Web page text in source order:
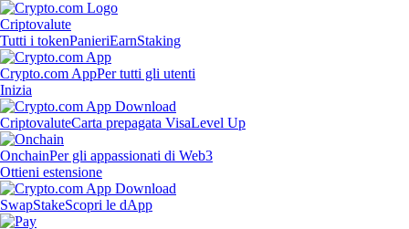
Criptovalute
Tutti i tokenPanieriEarnStaking
Crypto.com AppPer tutti gli utenti
Inizia
CriptovaluteCarta prepagata VisaLevel Up
OnchainPer gli appassionati di Web3
Ottieni estensione
SwapStakeScopri le dApp